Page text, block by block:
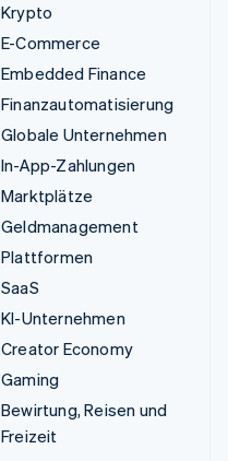
Krypto
E-Commerce
Embedded Finance
Finanzautomatisierung
Globale Unternehmen
In-App-Zahlungen
Marktplätze
Geldmanagement
Plattformen
SaaS
KI-Unternehmen
Creator Economy
Gaming
Bewirtung, Reisen und
Freizeit